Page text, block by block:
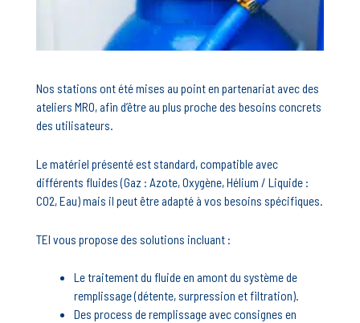
Nos stations ont été mises au point en partenariat avec des
ateliers MRO, afin d’être au plus proche des besoins concrets
des utilisateurs.
Le matériel présenté est standard, compatible avec
différents fluides (Gaz : Azote, Oxygène, Hélium / Liquide :
CO2, Eau) mais il peut être adapté à vos besoins spécifiques.
TEI vous propose des solutions incluant :
Le traitement du fluide en amont du système de
remplissage (détente, surpression et filtration).
Des process de remplissage avec consignes en